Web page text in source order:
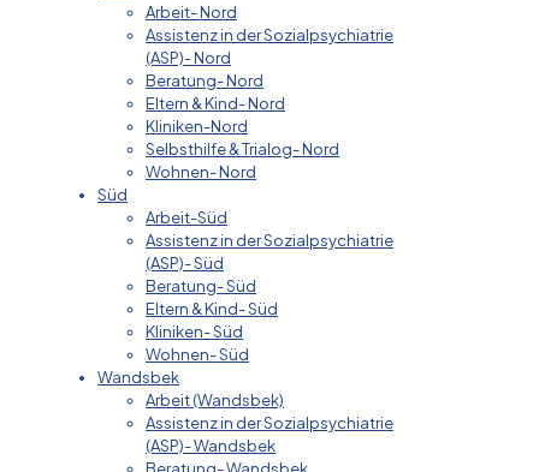
Arbeit- Nord
Assistenz in der Sozialpsychiatrie
(ASP)- Nord
Beratung- Nord
Eltern & Kind- Nord
Kliniken-Nord
Selbsthilfe & Trialog- Nord
Wohnen- Nord
Süd
Arbeit-Süd
Assistenz in der Sozialpsychiatrie
(ASP)- Süd
Beratung- Süd
Eltern & Kind- Süd
Kliniken- Süd
Wohnen- Süd
Wandsbek
Arbeit (Wandsbek)
Assistenz in der Sozialpsychiatrie
(ASP)- Wandsbek